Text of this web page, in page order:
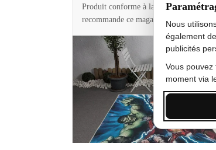
Produit conforme à la description et
recommande ce magasin !Nous
également
publicités
Vous
moment via